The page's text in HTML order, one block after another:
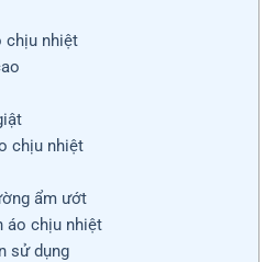
chịu nhiệt
chịu nhiệt
ẩm ướt
áo chịu nhiệt
sử dụng